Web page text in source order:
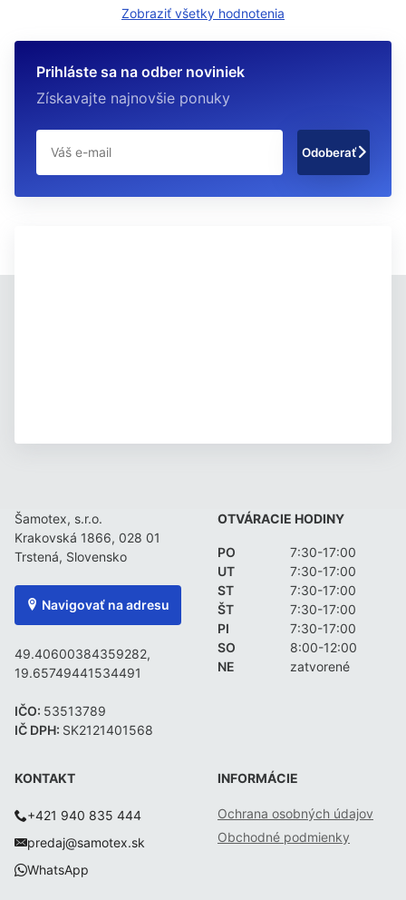
Zobraziť všetky hodnotenia
Prihláste sa na odber noviniek
Získavajte najnovšie ponuky
Odoberať
Šamotex, s.r.o.
Krakovská 1866, 028 01
Trstená, Slovensko
Navigovať na adresu
49.40600384359282,
19.65749441534491
IČO: 53513789
IČ DPH: SK2121401568
OTVÁRACIE HODINY
PO
7:30-17:00
UT
7:30-17:00
ST
7:30-17:00
ŠT
7:30-17:00
PI
7:30-17:00
SO
8:00-12:00
NE
zatvorené
KONTAKT
+421 940 835 444
predaj@samotex.sk
WhatsApp
INFORMÁCIE
Ochrana osobných údajov
Obchodné podmienky